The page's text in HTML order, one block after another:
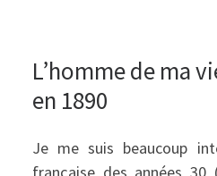
L’homme de ma
en 1890
Je me suis beaucoup
française des années